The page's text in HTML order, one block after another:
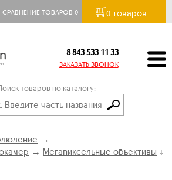
СРАВНЕНИЕ ТОВАРОВ0 0 товаров
8 843 533 11 33
ЗАКАЗАТЬ ЗВОНОК
товаров по каталогу:
→
→ Мегапиксельные объективы ↓